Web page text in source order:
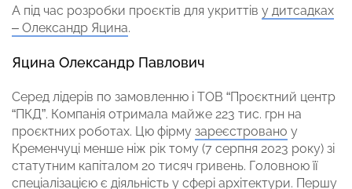
А під час розробки проєктів для укриттів у дитсадках
– Олександр Яцина.
Яцина Олександр Павлович
Серед лідерів по замовленню і ТОВ “Проєктний центр
“ПКД”. Компанія отримала майже 223 тис. грн на
проєктних роботах. Цю фірму зареєстровано у
Кременчуці менше ніж рік тому (7 серпня 2023 року) зі
статутним капіталом 20 тисяч гривень. Головною її
спеціалізацією є діяльність у сфері архітектури. Першу